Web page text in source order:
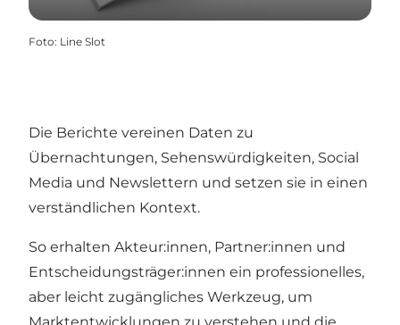
Foto: Line Slot
Die Berichte vereinen Daten zu
Übernachtungen, Sehenswürdigkeiten, Social
Media und Newslettern und setzen sie in einen
verständlichen Kontext.
So erhalten Akteur:innen, Partner:innen und
Entscheidungsträger:innen ein professionelles,
aber leicht zugängliches Werkzeug, um